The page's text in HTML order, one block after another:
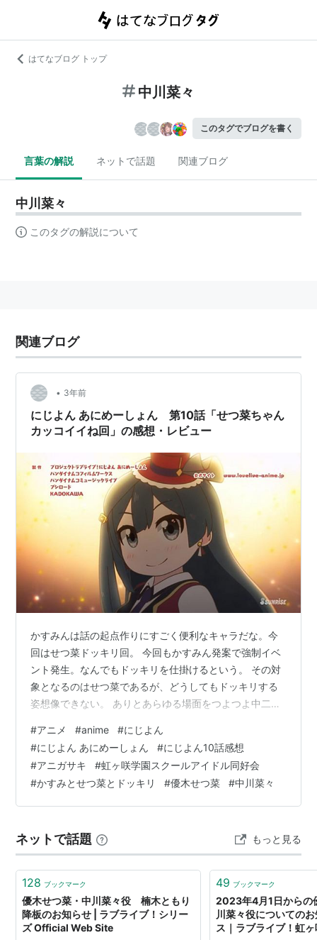
はてなブログ トップ
中川菜々
このタグでブログを書く
言葉の解説 ネットで話題 関連ブログ
中川菜々
このタグの解説について
関連ブログ
• 3年前
にじよん あにめーしょん 第10話「せつ菜ちゃん
カッコイイね回」の感想・レビュー
かすみんは話の起点作りにすごく便利なキャラだな。今
回はせつ菜ドッキリ回。 今回もかすみん発案で強制イベ
ント発生。なんでもドッキリを仕掛けるという。 その対
象となるのはせつ菜であるが、どうしてもドッキリする
姿想像できない。 ありとあらゆる場面をつよつよ中二病
は昂奮する余り本人の前でドッキリを話題にしてしまい
大わらわ。 さらに狼少年よろしくライブ本番では本当に
事故が起こり照明が落ちてしまった。 それでもせつ菜は
つよつよであり高らかに曲を歌い上げ、ライブを成功に
導く。 せつ菜にドッキリを仕掛けようとしたら本当に事
#アニメ #anime #にじよん
#にじよん あにめーしょん #にじよん10話感想
#アニガサキ #虹ヶ咲学園スクールアイドル同好会
#かすみとせつ菜とドッキリ #優木せつ菜 #中川菜々
ネットで話題 もっと見る
128 ブックマーク
優木せつ菜・中川菜々役 楠木ともり
降板のお知らせ | ラブライブ！シリー
ズ Official Web Site
49 ブックマーク
2023年4月1日からの
川菜々役についての
ス｜ラブライブ！虹